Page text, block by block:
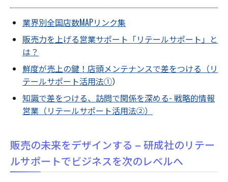
業界別全国店数MAPリンク集
販売力を上げる営業サポート「リテールサポート」と
は？
鮮度が売上の鍵！店頭メンテナンスで差をつける（リ
テールサポート活用法①）
知識で差をつける、訪問で関係を深める- 戦略的情報
営業（リテールサポート活用法②）
販売の未来をデザインする – 研成社のリテー
ルサポートでビジネスを次のレベルへ